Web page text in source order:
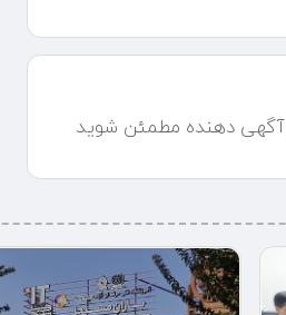
آگهی دهنده مطمئن شوید